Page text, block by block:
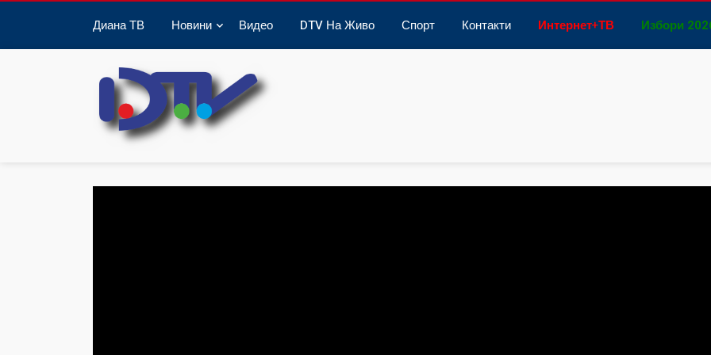
Диана ТВ Новини Видео DTV На Живо Спорт Контакти Интернет+ТВ Избори